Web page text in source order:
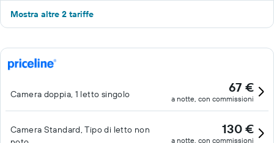
Mostra altre 2 tariffe
Camera doppia, 1 letto singolo 67 €
a notte, con commissioni
Camera Standard, Tipo di letto non
130 €
a notte, con commissioni